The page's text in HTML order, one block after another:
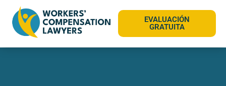
EVALUACIÓN
GRATUITA